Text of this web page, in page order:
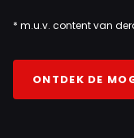
* m.u.v. content van
ONTDEK DE